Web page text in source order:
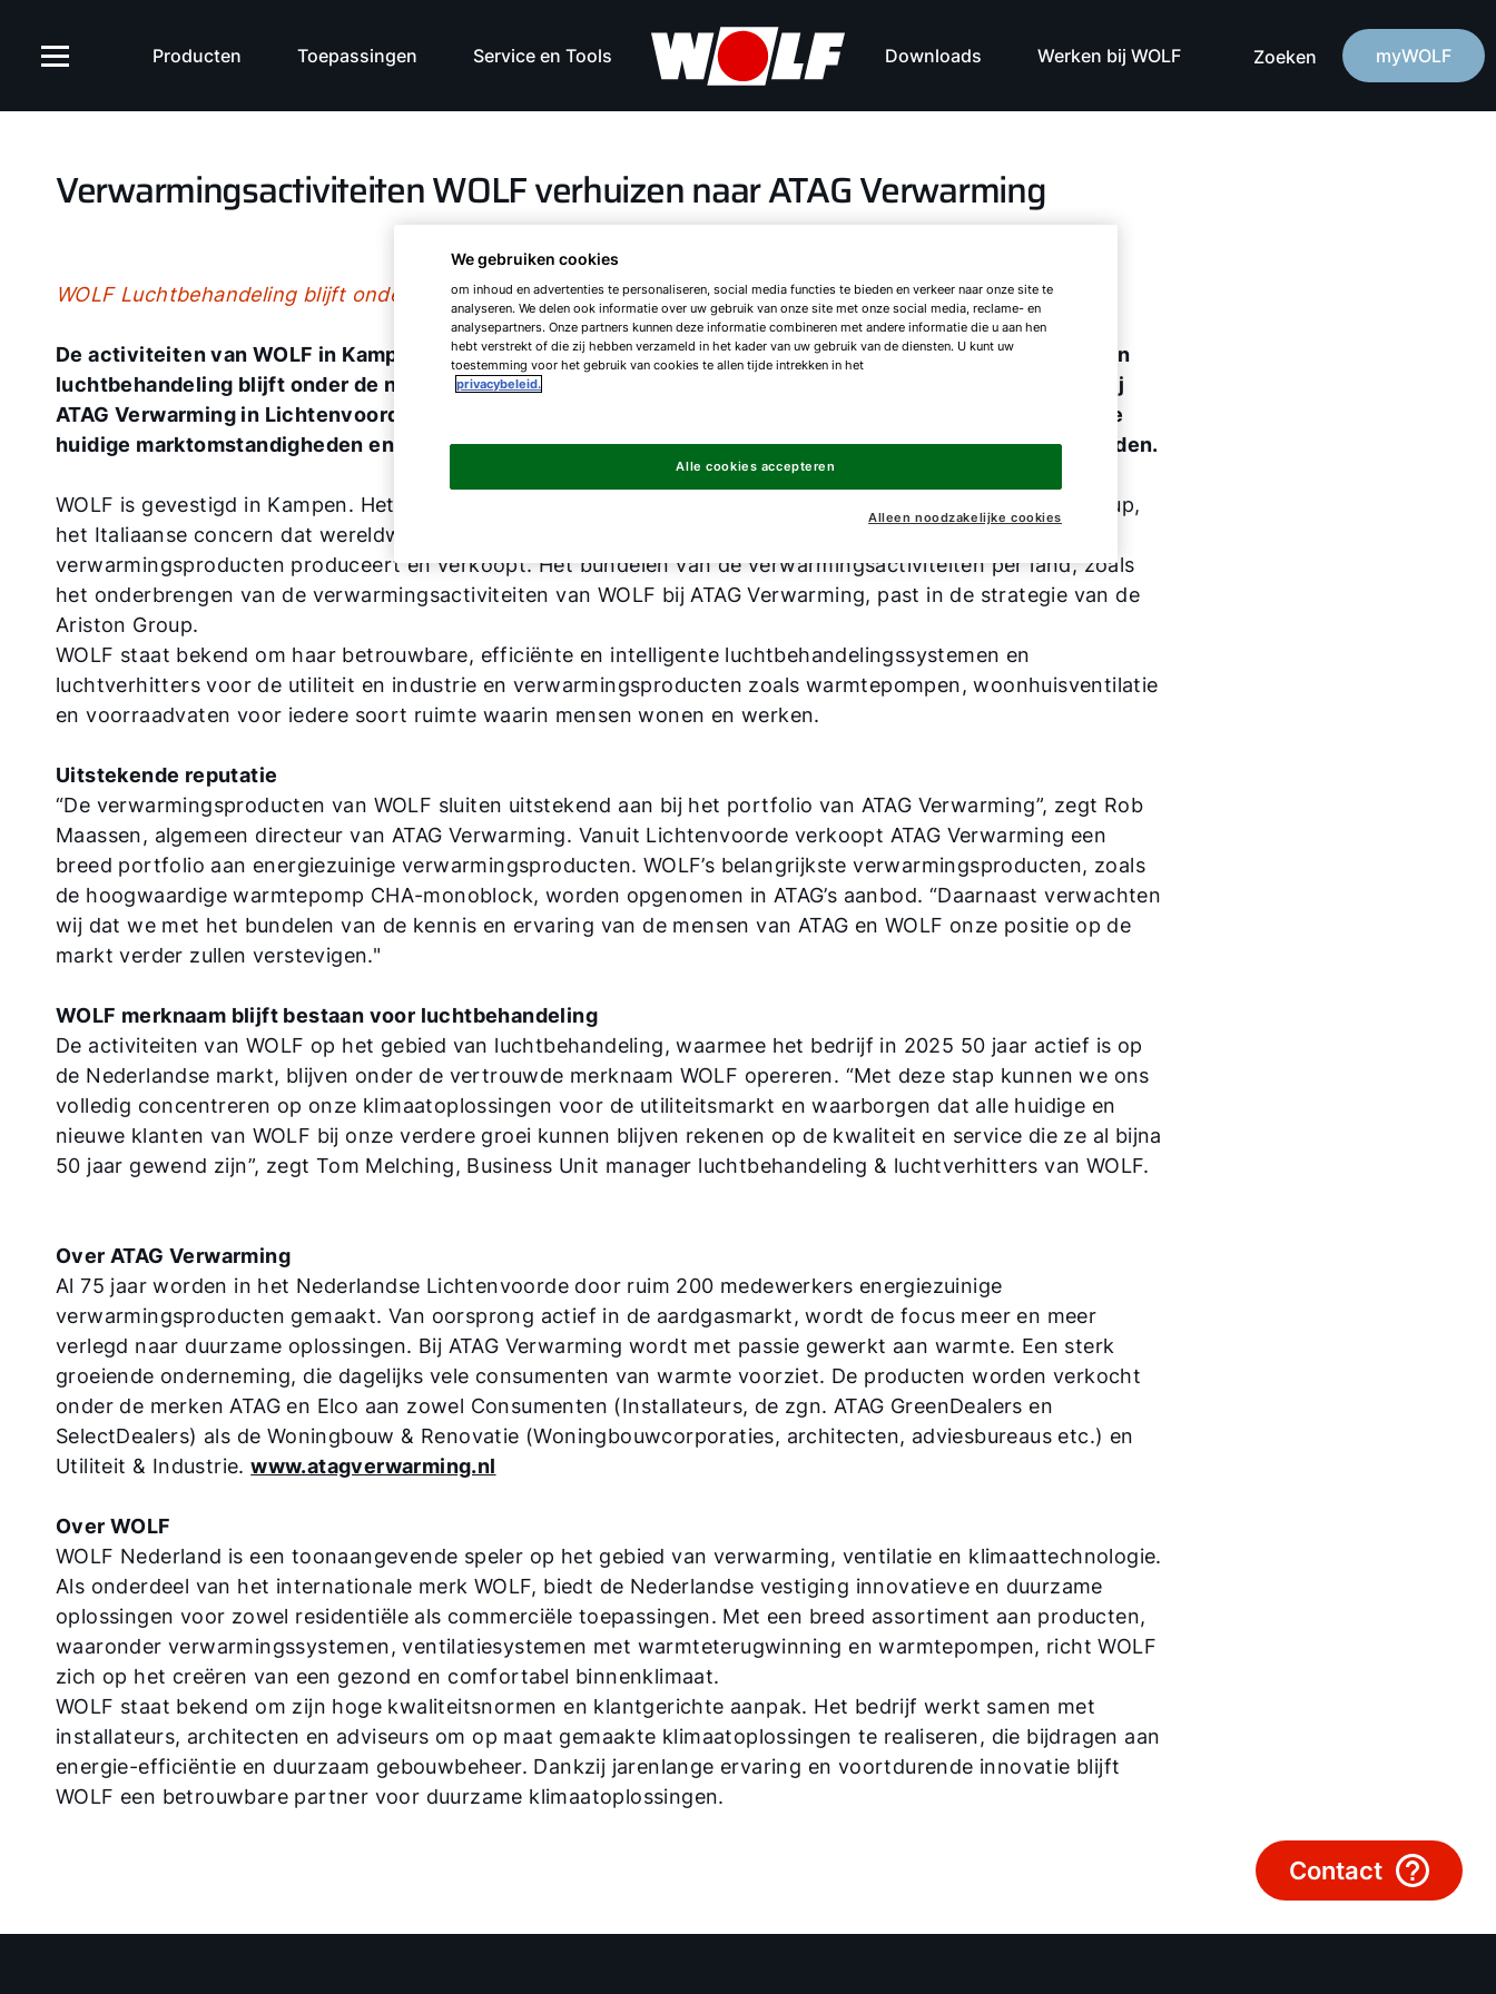
Producten Toepassingen Service en Tools Downloads Werken bij WOLF Zoeken myWOLF
Verwarmingsactiviteiten WOLF verhuizen naar ATAG Verwarming
WOLF Luchtbehandeling blijft onder vertrouwde merknaam opereren
De activiteiten van WOLF in Kampen worden opgesplitst. Het onderdeel dat werkzaam is op het gebied van
luchtbehandeling blijft onder de naam WOLF actief. De verwarmingsactiviteiten worden ondergebracht bij
ATAG Verwarming in Lichtenvoorde. Door deze bundeling ontstaat een breder portfolio. Dat sluit aan bij de
huidige marktomstandigheden en betekent dat huidige en nieuwe klanten beter ondersteund kunnen worden.
WOLF is gevestigd in Kampen. Het bedrijf maakt net als ATAG Verwarming onderdeel uit van de Ariston Group,
het Italiaanse concern dat wereldwijd onder meer duurzame en technologisch hoogstaande
verwarmingsproducten produceert en verkoopt. Het bundelen van de verwarmingsactiviteiten per land, zoals
het onderbrengen van de verwarmingsactiviteiten van WOLF bij ATAG Verwarming, past in de strategie van de
Ariston Group.
WOLF staat bekend om haar betrouwbare, efficiënte en intelligente luchtbehandelingssystemen en
luchtverhitters voor de utiliteit en industrie en verwarmingsproducten zoals warmtepompen, woonhuisventilatie
en voorraadvaten voor iedere soort ruimte waarin mensen wonen en werken.
Uitstekende reputatie
“De verwarmingsproducten van WOLF sluiten uitstekend aan bij het portfolio van ATAG Verwarming”, zegt Rob
Maassen, algemeen directeur van ATAG Verwarming. Vanuit Lichtenvoorde verkoopt ATAG Verwarming een
breed portfolio aan energiezuinige verwarmingsproducten. WOLF’s belangrijkste verwarmingsproducten, zoals
de hoogwaardige warmtepomp CHA-monoblock, worden opgenomen in ATAG’s aanbod. “Daarnaast verwachten
wij dat we met het bundelen van de kennis en ervaring van de mensen van ATAG en WOLF onze positie op de
markt verder zullen verstevigen."
WOLF merknaam blijft bestaan voor luchtbehandeling
De activiteiten van WOLF op het gebied van luchtbehandeling, waarmee het bedrijf in 2025 50 jaar actief is op
de Nederlandse markt, blijven onder de vertrouwde merknaam WOLF opereren. “Met deze stap kunnen we ons
volledig concentreren op onze klimaatoplossingen voor de utiliteitsmarkt en waarborgen dat alle huidige en
nieuwe klanten van WOLF bij onze verdere groei kunnen blijven rekenen op de kwaliteit en service die ze al bijna
50 jaar gewend zijn”, zegt Tom Melching, Business Unit manager luchtbehandeling & luchtverhitters van WOLF.
Over ATAG Verwarming
Al 75 jaar worden in het Nederlandse Lichtenvoorde door ruim 200 medewerkers energiezuinige
verwarmingsproducten gemaakt. Van oorsprong actief in de aardgasmarkt, wordt de focus meer en meer
verlegd naar duurzame oplossingen. Bij ATAG Verwarming wordt met passie gewerkt aan warmte. Een sterk
groeiende onderneming, die dagelijks vele consumenten van warmte voorziet. De producten worden verkocht
onder de merken ATAG en Elco aan zowel Consumenten (Installateurs, de zgn. ATAG GreenDealers en
SelectDealers) als de Woningbouw & Renovatie (Woningbouwcorporaties, architecten, adviesbureaus etc.) en
Utiliteit & Industrie.www.atagverwarming.nl
Over WOLF
WOLF Nederland is een toonaangevende speler op het gebied van verwarming, ventilatie en klimaattechnologie.
Als onderdeel van het internationale merk WOLF, biedt de Nederlandse vestiging innovatieve en duurzame
oplossingen voor zowel residentiële als commerciële toepassingen. Met een breed assortiment aan producten,
waaronder verwarmingssystemen, ventilatiesystemen met warmteterugwinning en warmtepompen, richt WOLF
zich op het creëren van een gezond en comfortabel binnenklimaat.
WOLF staat bekend om zijn hoge kwaliteitsnormen en klantgerichte aanpak. Het bedrijf werkt samen met
installateurs, architecten en adviseurs om op maat gemaakte klimaatoplossingen te realiseren, die bijdragen aan
energie-efficiëntie en duurzaam gebouwbeheer. Dankzij jarenlange ervaring en voortdurende innovatie blijft
WOLF een betrouwbare partner voor duurzame klimaatoplossingen.
Hallo!
Contactformulier
Adresgegevens
Ook interessant?Contact
We gebruiken cookies
om inhoud en advertenties te personaliseren, social media functies te bieden en verkeer naar onze site te
analyseren. We delen ook informatie over uw gebruik van onze site met onze social media, reclame- en
analysepartners. Onze partners kunnen deze informatie combineren met andere informatie die u aan hen
hebt verstrekt of die zij hebben verzameld in het kader van uw gebruik van de diensten. U kunt uw
toestemming voor het gebruik van cookies te allen tijde intrekken in het
privacybeleid.
Alleen noodzakelijke cookies
Alle cookies accepteren